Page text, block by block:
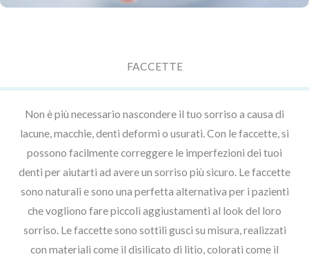
FACCETTE
Non è più necessario nascondere il tuo sorriso a causa di
lacune, macchie, denti deformi o usurati. Con le faccette, si
possono facilmente correggere le imperfezioni dei tuoi
denti per aiutarti ad avere un sorriso più sicuro. Le faccette
sono naturali e sono una perfetta alternativa per i pazienti
che vogliono fare piccoli aggiustamenti al look del loro
sorriso. Le faccette sono sottili gusci su misura, realizzati
con materiali come il disilicato di litio, colorati come il